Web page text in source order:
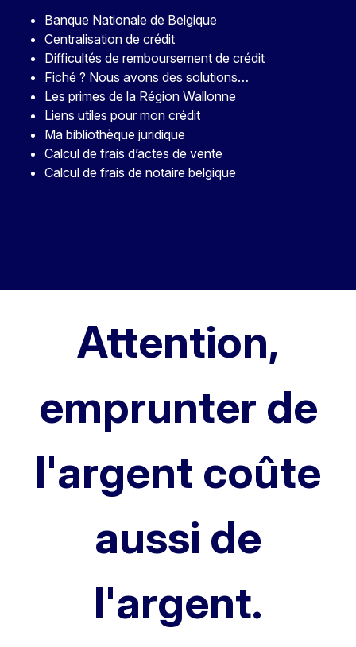
Banque Nationale de Belgique
Centralisation de crédit
Difficultés de remboursement de crédit
Fiché ? Nous avons des solutions…
Les primes de la Région Wallonne
Liens utiles pour mon crédit
Ma bibliothèque juridique
Calcul de frais d’actes de vente
Calcul de frais de notaire belgique
Attention,
emprunter de
l'argent coûte
aussi de
l'argent.